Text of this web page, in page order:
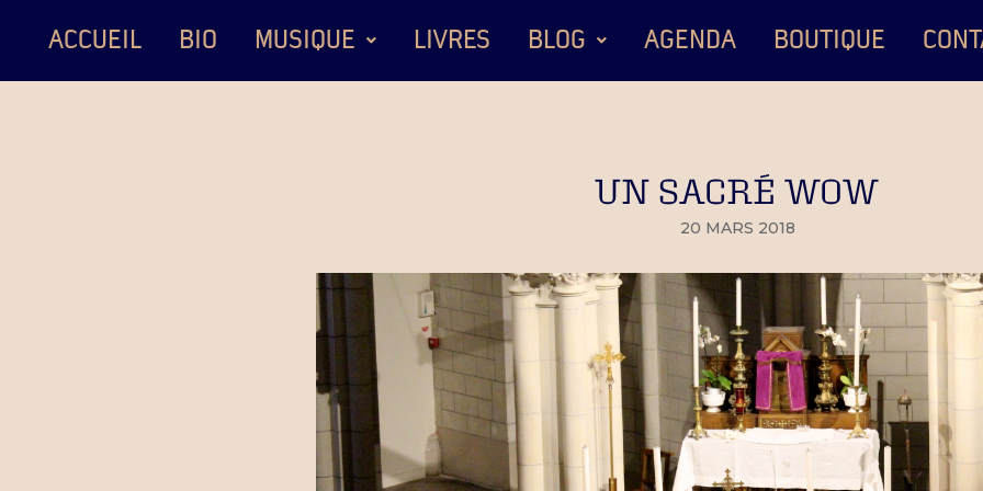
ACCUEIL BIO MUSIQUE LIVRES BLOG AGENDA BOUTIQUE
UN SACRÉ WOW
20 MARS 2018